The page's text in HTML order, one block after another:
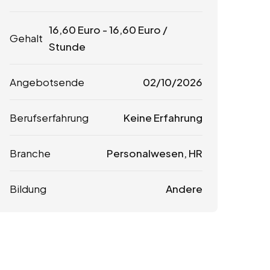
Gehalt
16,60 Euro -16,60 Euro /
Stunde
Angebotsende 02/10/2026
Berufserfahrung Keine Erfahrung
Branche Personalwesen, HR
Bildung Andere